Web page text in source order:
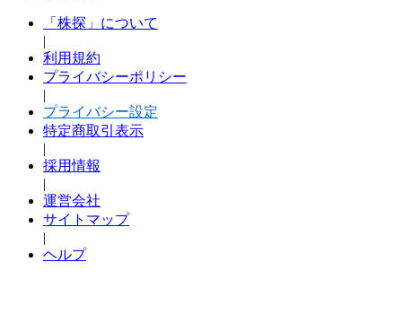
「株探」について
|
利用規約
プライバシーポリシー
|
プライバシー設定
特定商取引表示
|
採用情報
|
運営会社
サイトマップ
|
ヘルプ